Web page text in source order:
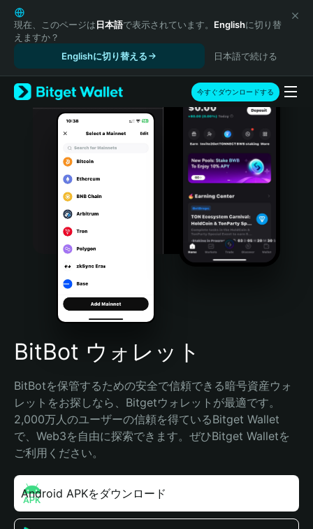
English
日本語
Tiếng Việt
Español (Latinoamérica)
Türkçe
Italiano
Português (Portugal)
Bahasa Indonesia
Português (Brasil)
Español (Argentina)
現在、このページは日本語で表示されています。 Englishに切り替
えますか？
Englishに切り替える
日本語で続ける
今すぐダウンロードする
BitBot ウォレット
BitBotを保管するための安全で信頼できる暗号資産ウォ
レットをお探しなら、Bitgetウォレットが最適です。
2,000万人のユーザーの信頼を得ているBitget Wallet
で、Web3を自由に探索できます。ぜひBitget Walletを
ご利用ください。
Android APKをダウンロード